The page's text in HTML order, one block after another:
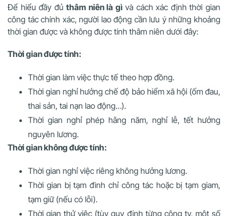
Để hiểu đầy đủthâm niên là gìvà cách xác định thời gian
công tác chính xác, người lao động cần lưu ý những khoảng
thời gian được và không được tính thâm niên dưới đây:
Thời gian được tính:
Thời gian làm việc thực tế theo hợp đồng.
Thời gian nghỉ hưởng chế độ bảo hiểm xã hội (ốm đau,
thai sản, tai nạn lao động…).
Thời gian nghỉ phép hằng năm, nghỉ lễ, tết hưởng
nguyên lương.
Thời gian không được tính:
Thời gian nghỉ việc riêng không hưởng lương.
Thời gian bị tạm đình chỉ công tác hoặc bị tạm giam,
tạm giữ (nếu có lỗi).
Thời gian thử việc (tùy quy định từng công ty, một số